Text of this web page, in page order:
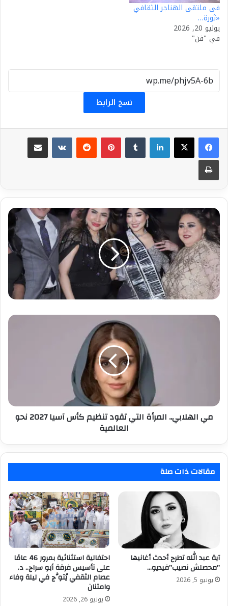
فى ملتقى الهناجر الثقافي
«ثورة…
يوليو 20, 2026
في "فن"
نسخ الرابط
لينكدإن بينتيريست
مشاركة عبر البريد
طباعة
مي
2027
نحو
العالمية
مي الهلابي.. المرأة التي تقود تنظيم كأس آسيا 2027 نحو
العالمية
مقالات ذات صلة
آية عبد الله تطرح أحدث أغانيها
”محصلش نصيب”فيديو…
يونيو 5, 2026
احتفالية استثنائية بمرور 46 عامًا
على تأسيس فرقة أبو سراج.. د.
عصام الثقفي يُتوَّج في ليلة وفاء
وامتنان
يونيو 26, 2026